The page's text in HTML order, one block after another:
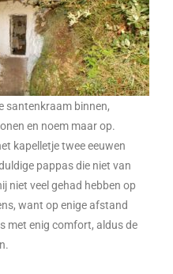
santenkraam binnen,
en noem maar op.
kapelletje twee eeuwen
pappas die niet van
niet veel gehad hebben op
want op enige afstand
met enig comfort, aldus de